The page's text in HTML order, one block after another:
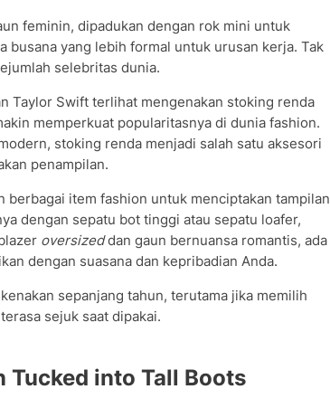
feminin, dipadukan dengan rok mini untuk
busana yang lebih formal untuk urusan kerja. Tak
selebritas dunia.
Taylor Swift terlihat mengenakan stoking renda
memperkuat popularitasnya di dunia fashion.
stoking renda menjadi salah satu aksesori
penampilan.
berbagai item fashion untuk menciptakan tampilan
dengan sepatu bot tinggi atau sepatu loafer,
oversizeddan gaun bernuansa romantis, ada
dengan suasana dan kepribadian Anda.
sepanjang tahun, terutama jika memilih
sejuk saat dipakai.
Tucked into Tall Boots